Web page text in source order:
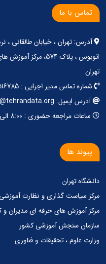
تماس با ما
آدرس: تهران ، خیابان طالقانی
اتوبوس ، پلاک 574،
تهران
شماره تماس مدیر اجرایی : 09377516785
آدرس ایمیل: info@tehrandata.org
ساعات مراجعه حضوری : 8:00 الی 14:00
پیوند ها
دانشگاه تهران
مرکز‌ سیاست گذاری‌ و‌ نظارت
مرکز آموزش های حرفه ای مدیران و
سازمان سنجش آموزشی کشور
وزارت علوم ، تحقیقات و فناوری